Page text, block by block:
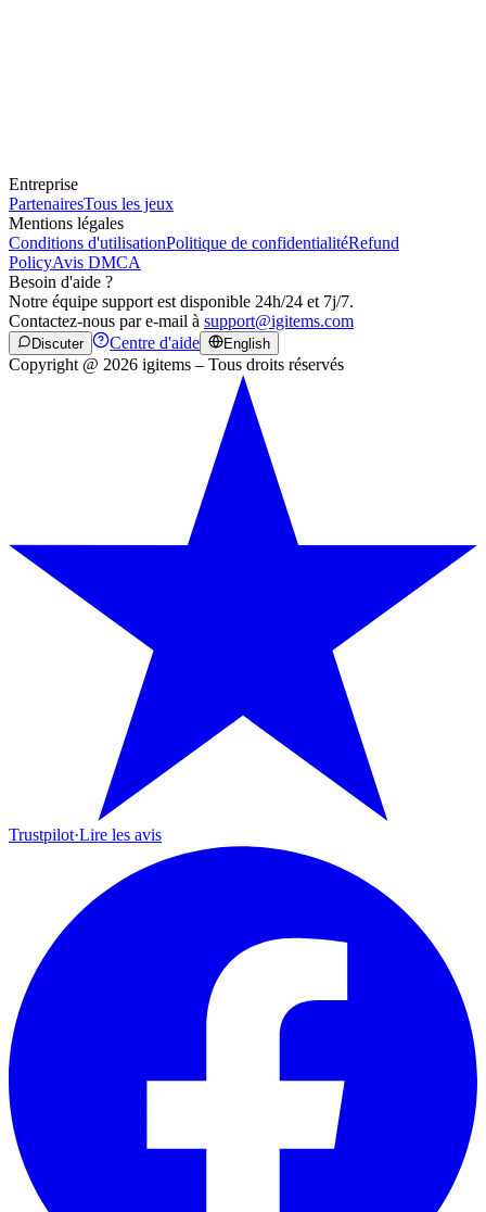
Entreprise
PartenairesTous les jeux
Mentions légales
Conditions d'utilisationPolitique de confidentialitéRefund
PolicyAvis DMCA
Besoin d'aide ?
Notre équipe support est disponible 24h/24 et 7j/7.
Contactez-nous par e-mail à support@igitems.com
Discuter Centre d'aide English
Copyright @ 2026 igitems – Tous droits réservés
Trustpilot·Lire les avis